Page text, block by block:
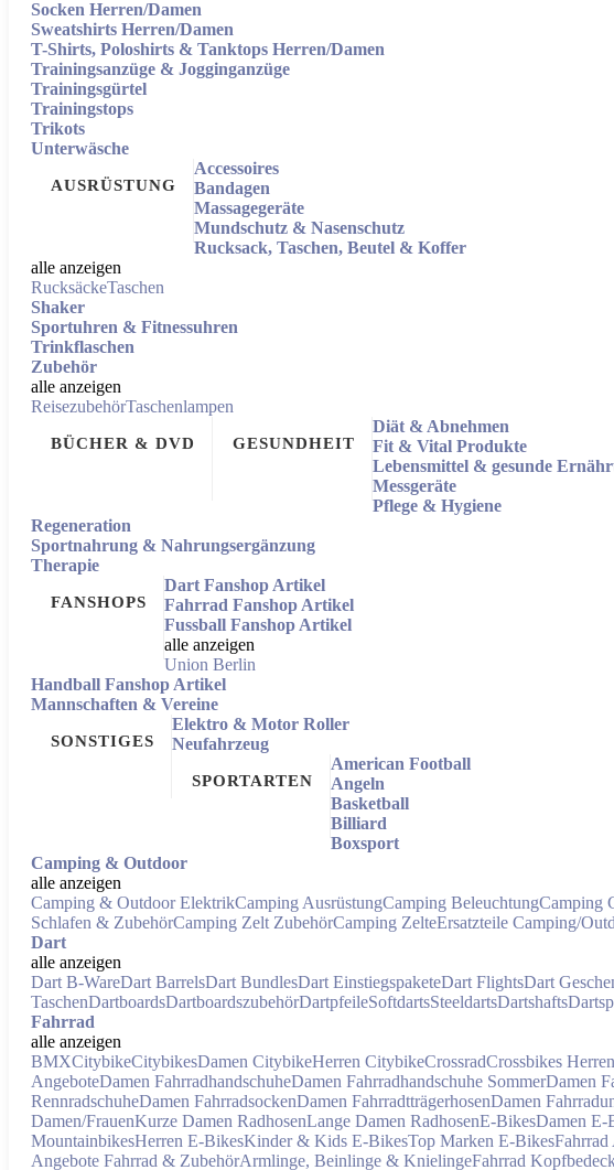
Socken Herren/Damen
Sweatshirts Herren/Damen
T-Shirts, Poloshirts & Tanktops Herren/Damen
Trainingsanzüge & Jogginganzüge
Trainingsgürtel
Trainingstops
Trikots
Unterwäsche
AUSRÜSTUNG
Accessoires
Bandagen
Massagegeräte
Mundschutz & Nasenschutz
Rucksack, Taschen, Beutel & Koffer
alle anzeigen
RucksäckeTaschen
Shaker
Sportuhren & Fitnessuhren
Trinkflaschen
Zubehör
alle anzeigen
ReisezubehörTaschenlampen
BÜCHER & DVD GESUNDHEIT
Diät & Abnehmen
Fit & Vital Produkte
Lebensmittel & gesunde
Messgeräte
Pflege & Hygiene
Regeneration
Sportnahrung & Nahrungsergänzung
Therapie
FANSHOPS
Dart Fanshop Artikel
Fahrrad Fanshop Artikel
Fussball Fanshop Artikel
alle anzeigen
Union Berlin
Handball Fanshop Artikel
Mannschaften & Vereine
SONSTIGES
Elektro & Motor Roller
Neufahrzeug
SPORTARTEN
American Football
Angeln
Basketball
Billiard
Boxsport
Camping & Outdoor
alle anzeigen
Camping & Outdoor ElektrikCamping AusrüstungCamping BeleuchtungCamping
Schlafen & ZubehörCamping Zelt ZubehörCamping ZelteErsatzteile Camping/
Dart
alle anzeigen
Dart B-WareDart BarrelsDart BundlesDart EinstiegspaketeDart FlightsDart
TaschenDartboardsDartboardszubehörDartpfeileSoftdartsSteeldartsDartshafts
Fahrrad
alle anzeigen
BMXCitybikeCitybikesDamen CitybikeHerren CitybikeCrossradCrossbikes
AngeboteDamen FahrradhandschuheDamen Fahrradhandschuhe SommerDamen
RennradschuheDamen FahrradsockenDamen FahrradtträgerhosenDamen
Damen/FrauenKurze Damen RadhosenLange Damen RadhosenE-BikesDamen E-
MountainbikesHerren E-BikesKinder & Kids E-BikesTop Marken E-Bikes
Angebote Fahrrad & ZubehörArmlinge, Beinlinge & KnielingeFahrrad